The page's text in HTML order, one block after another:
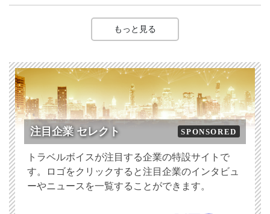
もっと見る
注目企業 セレクト SPONSORED
トラベルボイスが注目する企業の特設サイトで
す。ロゴをクリックすると注目企業のインタビュ
ーやニュースを一覧することができます。